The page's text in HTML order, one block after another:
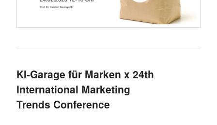
KI-Garage für Marken x 24th
International Marketing
Trends Conference